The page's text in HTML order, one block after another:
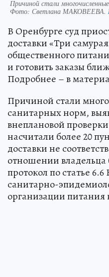
Причиной стали
Фото: Светлана МАКОВЕЕВА.
В Оренбурге суд
доставки «Три
общественного
и готовить заказы
Подробнее – в
Причиной стали
санитарных норм,
внеплановой
насчитали более 20
доставки не
отношении владельца
протокол по статье
санитарно-
организации питания